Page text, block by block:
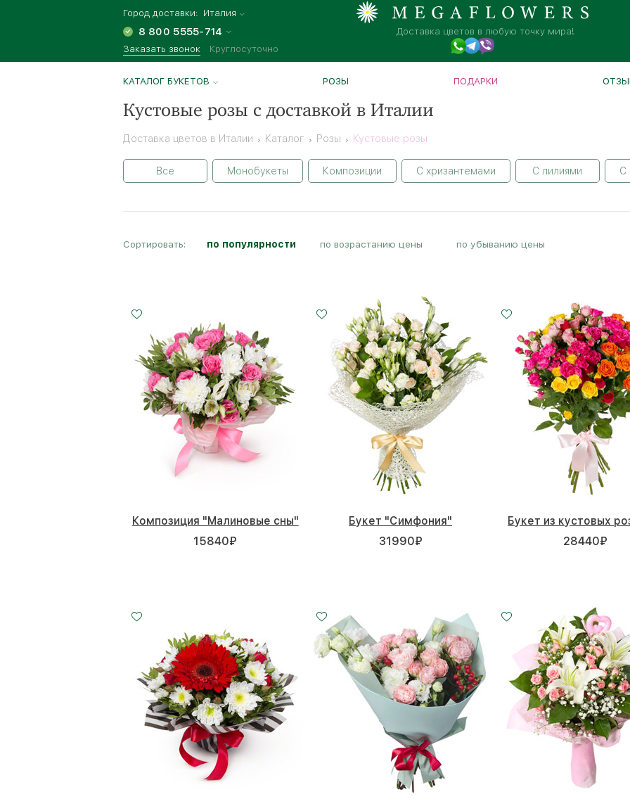
Город доставки: Италия
8 800 5555-714
Заказать звонок Круглосуточно
Доставка цветов в любую точку мира!
КАТАЛОГ БУКЕТОВ РОЗЫ ПОДАРКИ
Кустовые розы с доставкой в Италии
Доставка цветов в Италии Каталог Розы Кустовые розы
Все Монобукеты Композиции С хризантемами С лилиями С
Сортировать: по популярности по возрастанию цены по убыванию цены
Композиция "Малиновые сны"
15840₽
Букет "Симфония"
31990₽
Букет из кустовых
28440₽